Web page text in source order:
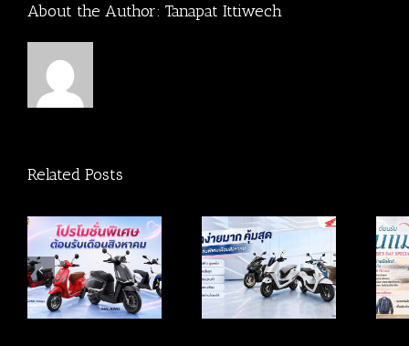
About the Author: Tanapat Ittiwech
Related Posts
โปรโมชั่น ฺMITYON
HONDA PATTAYA
ส.ค.69
โปรโมชั่น ฺCUB
HOUSE PATTAYA
ส.ค.69